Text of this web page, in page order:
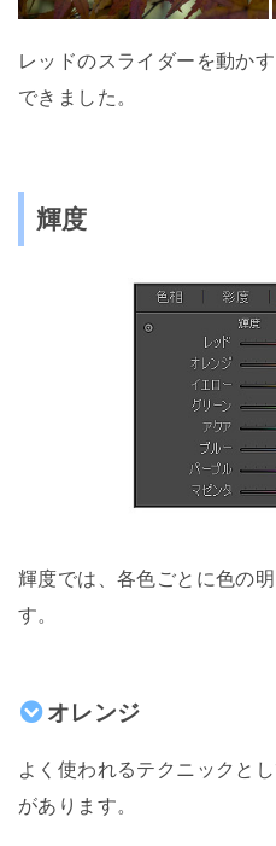
レッドのスライダーを動か
できました。
輝度
輝度では、各色ごとに色の
す。
オレンジ
よく使われるテクニックと
があります。